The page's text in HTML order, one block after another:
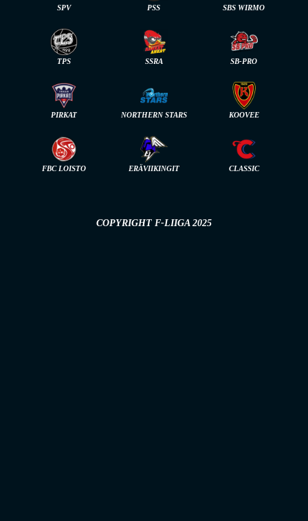
SPV PSS SBS WIRMO
TPS SSRA SB-PRO
PIRKAT NORTHERN STARS KOOVEE
FBC LOISTO ERÄVIIKINGIT CLASSIC
COPYRIGHT F-LIIGA 2025